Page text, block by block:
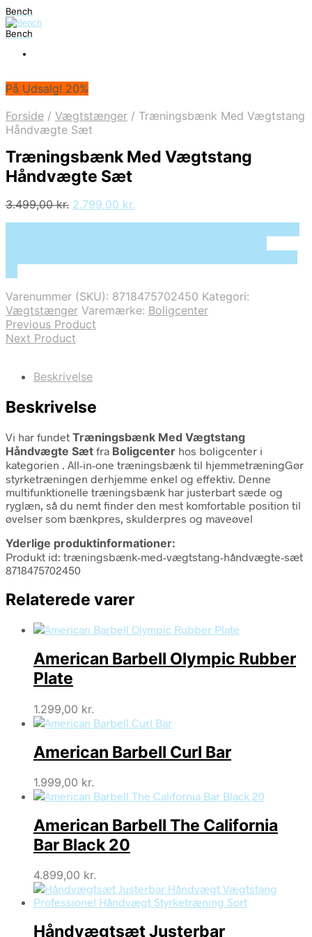
Bench
Bench
På Udsalg! 20%
Forside / Vægtstænger / Træningsbænk Med Vægtstang
Håndvægte Sæt
Træningsbænk Med Vægtstang
Håndvægte Sæt
3.499,00kr. Den
2.799,00 kr.
Varenummer (SKU): 8718475702450 Kategori:
Vægtstænger Varemærke: Boligcenter
Previous Product
Next Product
Beskrivelse
Beskrivelse
Vi har fundet Træningsbænk Med Vægtstang
Håndvægte Sæt fra Boligcenter hos boligcenter i
kategorien . All-in-one træningsbænk til hjemmetræningGør
styrketræningen derhjemme enkel og effektiv. Denne
multifunktionelle træningsbænk har justerbart sæde og
ryglæn, så du nemt finder den mest komfortable position til
øvelser som bænkpres, skulderpres og maveøvel
Yderlige produktinformationer:
Produkt id: træningsbænk-med-vægtstang-håndvægte-sæt
8718475702450
Relaterede varer
American Barbell Olympic Rubber
Plate
1.299,00 kr.
American Barbell Curl Bar
1.999,00 kr.
American Barbell The California
Bar Black 20
4.899,00 kr.
Håndvægtsæt Justerbar